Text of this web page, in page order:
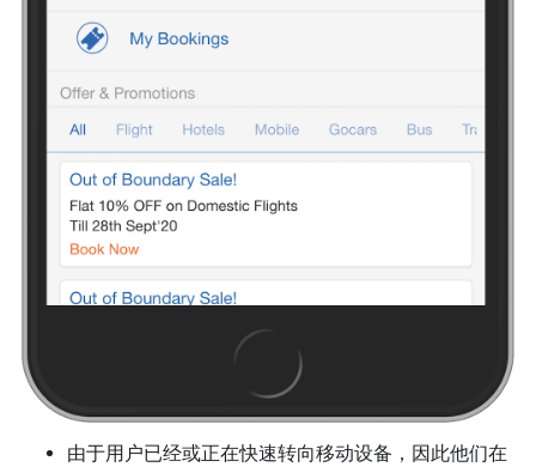
由于用户已经或正在快速转向移动设备，因此他们在